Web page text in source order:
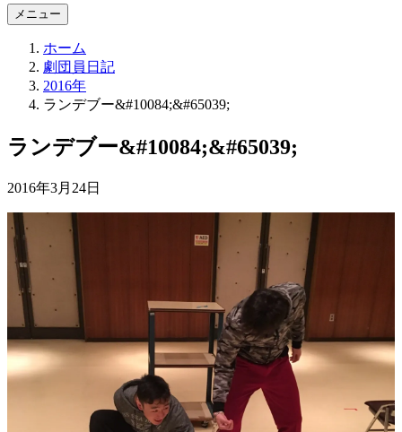
メニュー
ホーム
劇団員日記
2016年
ランデブー&#10084;&#65039;
ランデブー&#10084;&#65039;
2016年3月24日